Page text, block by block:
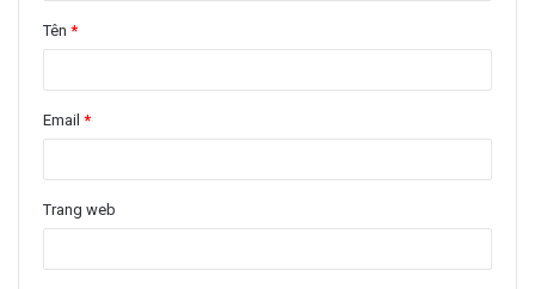
Tên *
Email *
Trang web